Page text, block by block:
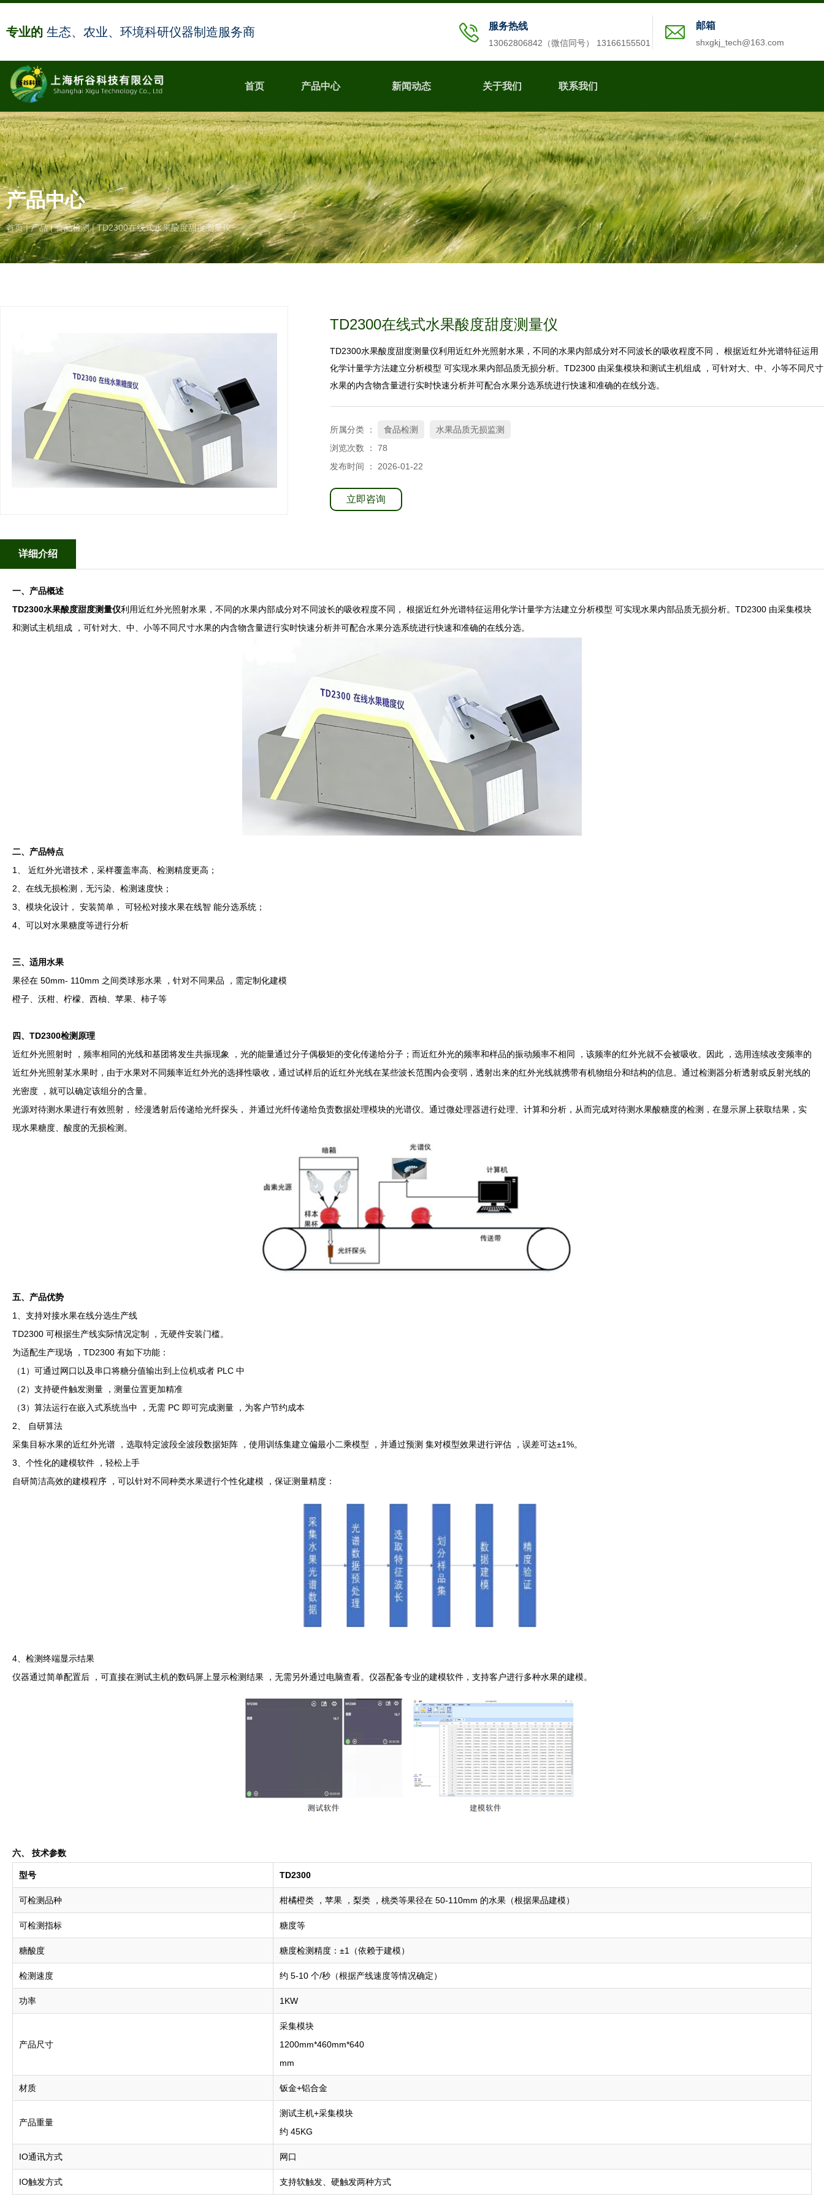
专业的 生态、农业、环境科研仪器制造服务商 服务热线
13062806842（微信同号） 13166155501
邮箱
shxgkj_tech@163.com
首页 产品中心 新闻动态 关于我们 联系我们
产品中心
首页|产品 |食品检测 |TD2300在线式水果酸度甜度测量仪
TD2300在线式水果酸度甜度测量仪
TD2300水果酸度甜度测量仪利用近红外光照射水果，不同的水果内部成分对不同波长的吸收程度不同， 根据近红外光谱特征运用
化学计量学方法建立分析模型 可实现水果内部品质无损分析。TD2300 由采集模块和测试主机组成 ，可针对大、中、小等不同尺寸
水果的内含物含量进行实时快速分析并可配合水果分选系统进行快速和准确的在线分选。
所属分类 ： 食品检测
水果品质无损监测
浏览次数 ： 78
发布时间 ： 2026-01-22
立即咨询
详细介绍
一、产品概述
TD2300水果酸度甜度测量仪利用近红外光照射水果，不同的水果内部成分对不同波长的吸收程度不同， 根据近红外光谱特征运用化学计量学方法建立分析模型 可实现水果内部品质无损分析。TD2300 由采集模块
和测试主机组成 ，可针对大、中、小等不同尺寸水果的内含物含量进行实时快速分析并可配合水果分选系统进行快速和准确的在线分选。
二、产品特点
1、 近红外光谱技术，采样覆盖率高、检测精度更高；
2、在线无损检测，无污染、检测速度快；
3、模块化设计， 安装简单， 可轻松对接水果在线智 能分选系统；
4、可以对水果糖度等进行分析
三、适用水果
果径在 50mm- 110mm 之间类球形水果 ，针对不同果品 ，需定制化建模
橙子、沃柑、柠檬、西柚、苹果、柿子等
四、TD2300检测原理
近红外光照射时 ，频率相同的光线和基团将发生共振现象 ，光的能量通过分子偶极矩的变化传递给分子；而近红外光的频率和样品的振动频率不相同 ，该频率的红外光就不会被吸收。因此 ，选用连续改变频率的
近红外光照射某水果时，由于水果对不同频率近红外光的选择性吸收，通过试样后的近红外光线在某些波长范围内会变弱，透射出来的红外光线就携带有机物组分和结构的信息。通过检测器分析透射或反射光线的
光密度 ，就可以确定该组分的含量。
光源对待测水果进行有效照射， 经漫透射后传递给光纤探头， 并通过光纤传递给负责数据处理模块的光谱仪。通过微处理器进行处理、计算和分析，从而完成对待测水果酸糖度的检测，在显示屏上获取结果，实
现水果糖度、酸度的无损检测。
五、产品优势
1、支持对接水果在线分选生产线
TD2300 可根据生产线实际情况定制 ，无硬件安装门槛。
为适配生产现场 ，TD2300 有如下功能：
（1）可通过网口以及串口将糖分值输出到上位机或者 PLC 中
（2）支持硬件触发测量 ，测量位置更加精准
（3）算法运行在嵌入式系统当中 ，无需 PC 即可完成测量 ，为客户节约成本
2、 自研算法
采集目标水果的近红外光谱 ，选取特定波段全波段数据矩阵 ，使用训练集建立偏最小二乘模型 ，并通过预测 集对模型效果进行评估 ，误差可达±1%。
3、个性化的建模软件 ，轻松上手
自研简洁高效的建模程序 ，可以针对不同种类水果进行个性化建模 ，保证测量精度：
4、检测终端显示结果
仪器通过简单配置后 ，可直接在测试主机的数码屏上显示检测结果 ，无需另外通过电脑查看。仪器配备专业的建模软件，支持客户进行多种水果的建模。
六、 技术参数
型号 TD2300
可检测品种 柑橘橙类 ，苹果 ，梨类 ，桃类等果径在 50-110mm 的水果（根据果品建模）
可检测指标 糖度等
糖酸度 糖度检测精度：±1（依赖于建模）
检测速度 约 5-10 个/秒（根据产线速度等情况确定）
功率 1KW
产品尺寸
采集模块
1200mm*460mm*640
mm
材质 钣金+铝合金
产品重量
测试主机+采集模块
约 45KG
IO通讯方式 网口
IO触发方式 支持软触发、硬触发两种方式